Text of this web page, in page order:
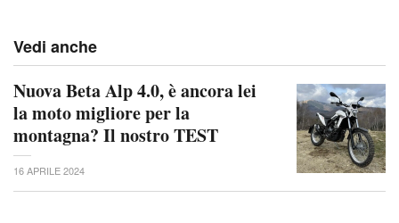
Vedi anche
Nuova Beta Alp 4.0, è ancora lei
la moto migliore per la
montagna? Il nostro TEST
16 APRILE 2024